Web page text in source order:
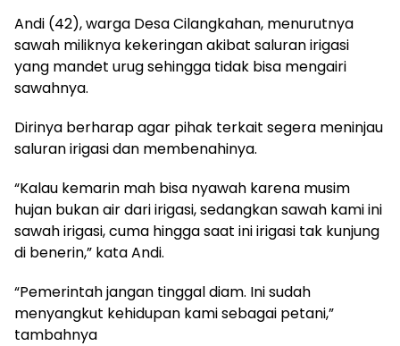
Andi (42), warga Desa Cilangkahan, menurutnya
sawah miliknya kekeringan akibat saluran irigasi
yang mandet urug sehingga tidak bisa mengairi
sawahnya.
Dirinya berharap agar pihak terkait segera meninjau
saluran irigasi dan membenahinya.
“Kalau kemarin mah bisa nyawah karena musim
hujan bukan air dari irigasi, sedangkan sawah kami ini
sawah irigasi, cuma hingga saat ini irigasi tak kunjung
di benerin,” kata Andi.
“Pemerintah jangan tinggal diam. Ini sudah
menyangkut kehidupan kami sebagai petani,”
tambahnya